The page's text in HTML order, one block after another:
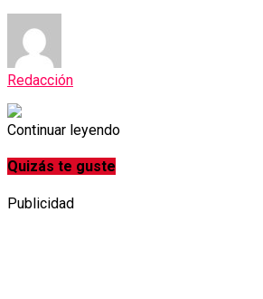
Redacción
Continuar leyendo
Quizás te guste
Publicidad